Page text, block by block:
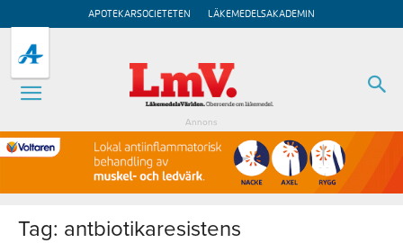
APOTEKARSOCIETETEN LÄKEMEDELSAKADEMIN
Annons
Tag: antbiotikaresistens